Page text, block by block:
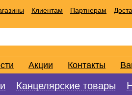
Клиентам Партнерам
Акции Контакты
Канцелярские товары